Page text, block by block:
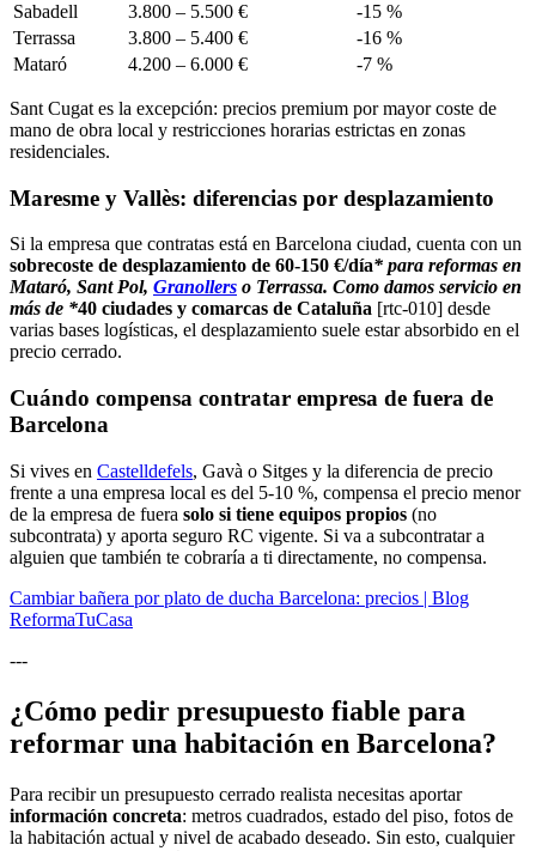
Sabadell
3.800 – 5.500 €
-15 %
Terrassa
3.800 – 5.400 €
-16 %
Mataró
4.200 – 6.000 € -7 %
Sant Cugat es la excepción: precios premium por mayor coste de
mano de obra local y restricciones horarias estrictas en zonas
residenciales.
Maresme y Vallès: diferencias por desplazamiento
Si la empresa que contratas está en Barcelona ciudad, cuenta con un
sobrecoste de desplazamiento de 60-150 €/día* para reformas en
Mataró, Sant Pol, Granollers o Terrassa. Como damos servicio en
más de *40 ciudades y comarcas de Cataluña [rtc-010] desde
varias bases logísticas, el desplazamiento suele estar absorbido en el
precio cerrado.
Cuándo compensa contratar empresa de fuera de
Barcelona
Si vives en Castelldefels, Gavà o Sitges y la diferencia de precio
frente a una empresa local es del 5-10 %, compensa el precio menor
de la empresa de fuera solo si tiene equipos propios (no
subcontrata) y aporta seguro RC vigente. Si va a subcontratar a
alguien que también te cobraría a ti directamente, no compensa.
Cambiar bañera por plato de ducha Barcelona: precios | Blog
ReformaTuCasa
---
¿Cómo pedir presupuesto fiable para
reformar una habitación en Barcelona?
Para recibir un presupuesto cerrado realista necesitas aportar
información concreta: metros cuadrados, estado del piso, fotos de
la habitación actual y nivel de acabado deseado. Sin esto, cualquier